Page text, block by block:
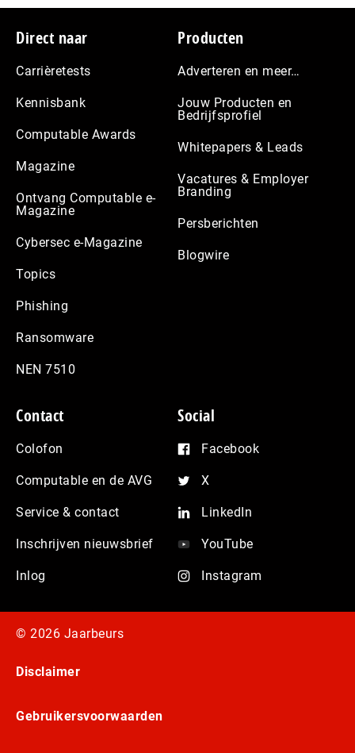
Footer
Direct naar
Carrièretests
Kennisbank
Computable Awards
Magazine
Ontvang Computable e-
Magazine
Cybersec e-Magazine
Topics
Phishing
Ransomware
NEN 7510
Producten
Adverteren en meer…
Jouw Producten en
Bedrijfsprofiel
Whitepapers & Leads
Vacatures & Employer
Branding
Persberichten
Blogwire
Contact
Colofon
Computable en de AVG
Service & contact
Inschrijven nieuwsbrief
Inlog
Social
Facebook
X
LinkedIn
YouTube
Instagram
© 2026 Jaarbeurs
Disclaimer
Gebruikersvoorwaarden